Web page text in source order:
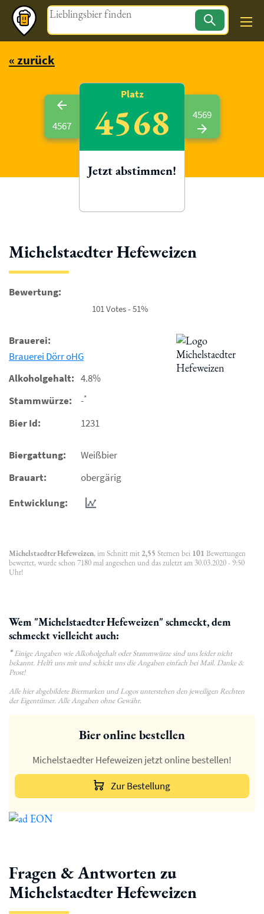
Magazin
« zurück
Michelstaedter Hefeweizen
Bewertung:
101 Votes - 51%
Brauerei:
Brauerei Dörr oHG
Alkoholgehalt: 4.8%
Stammwürze:
-*
Bier Id: 1231
Biergattung:
Weißbier
Brauart:
obergärig
Entwicklung:
Michelstaedter Hefeweizen, im Schnitt mit 2,55 Sternen bei 101 Bewertungen
bewertet, wurde schon 7180 mal angesehen und das zuletzt am 30.03.2020 - 9:50
Uhr!
Wem "Michelstaedter Hefeweizen" schmeckt, dem
schmeckt vielleicht auch:
*Einige Angaben wie Alkoholgehalt oder Stammwürze sind uns leider nicht
bekannt. Helft uns mit und schickt uns die Angaben einfach bei Mail. Danke &
Prost!
Alle hier abgebildete Biermarken und Logos unterstehen den jeweiligen Rechten
der Eigentümer. Alle Angaben ohne Gewähr.
4567
Platz
4568
Jetzt abstimmen!
4569
Bier online bestellen
Michelstaedter Hefeweizen jetzt online bestellen!
Zur Bestellung
Fragen & Antworten zu
Michelstaedter Hefeweizen